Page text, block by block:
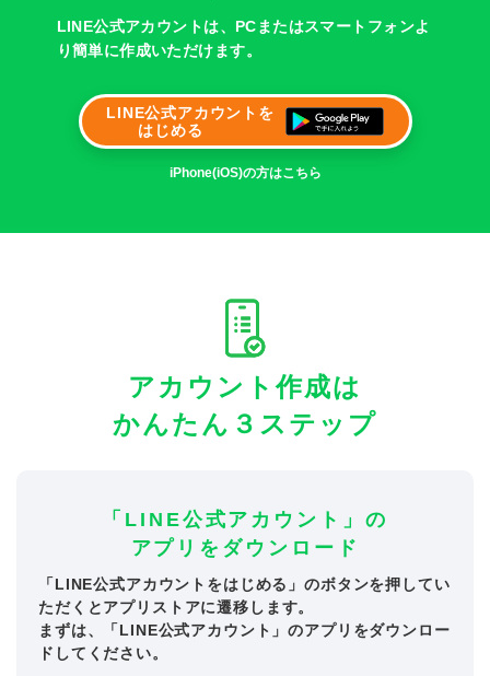
LINE公式アカウントは、 PCまたはスマートフォンよ
り簡単に作成いただけます。
LINE公式アカウントを
はじめる
iPhone(iOS)の方はこちら
アカウント作成は
かんたん３ステップ
「LINE公式アカウント」の
アプリをダウンロード
「LINE公式アカウントをはじめる」のボタンを押してい
ただくとアプリストアに遷移します。
まずは、「LINE公式アカウント」のアプリをダウンロー
ドしてください。